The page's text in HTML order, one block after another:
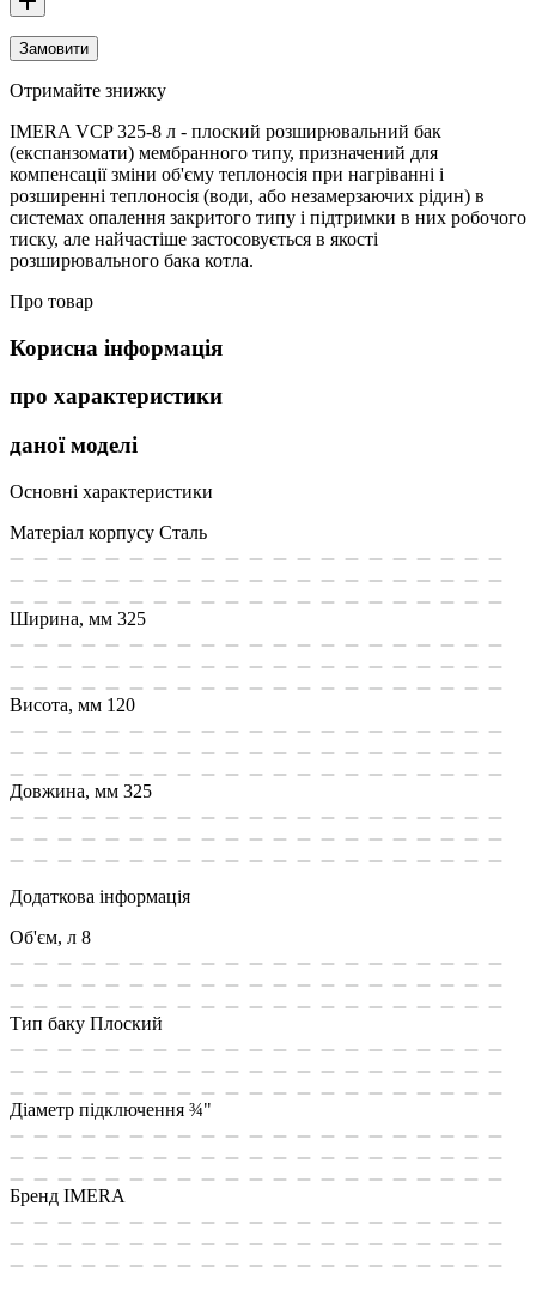
Замовити
Отримайте знижку
IMERA VCP 325-8 л - плоский розширювальний бак
(експанзомати) мембранного типу, призначений для
компенсації зміни об'єму теплоносія при нагріванні і
розширенні теплоносія (води, або незамерзаючих рідин) в
системах опалення закритого типу і підтримки в них робочого
тиску, але найчастіше застосовується в якості
розширювального бака котла.
Про товар
Корисна інформація
про характеристики
даної моделі
Основні характеристики
Матеріал корпусу Сталь
Ширина, мм 325
Висота, мм 120
Довжина, мм 325
Додаткова інформація
Об'єм, л 8
Тип баку Плоский
Діаметр підключення ¾"
Бренд IMERA